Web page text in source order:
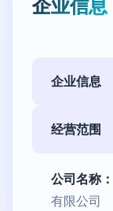
企业信息
企业信息
经营范围
公司名称：
有限公司